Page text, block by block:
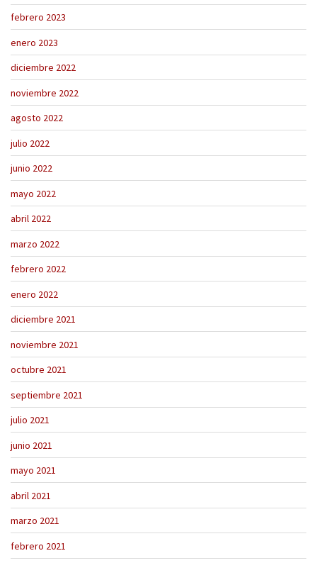
febrero 2023
enero 2023
diciembre 2022
noviembre 2022
agosto 2022
julio 2022
junio 2022
mayo 2022
abril 2022
marzo 2022
febrero 2022
enero 2022
diciembre 2021
noviembre 2021
octubre 2021
septiembre 2021
julio 2021
junio 2021
mayo 2021
abril 2021
marzo 2021
febrero 2021